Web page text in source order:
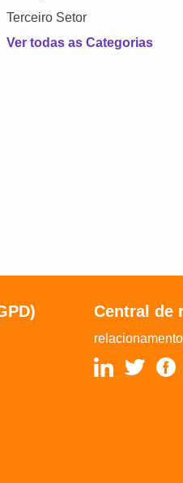
Terceiro Setor
Ver todas as Categorias
Central de